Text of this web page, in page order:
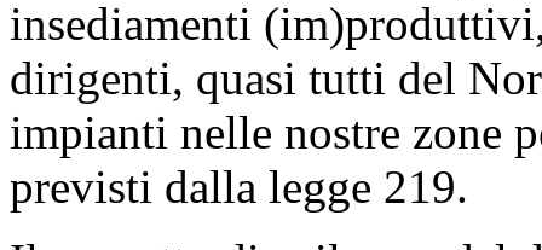
insediamenti
dirigenti, quasi tutti del
impianti nelle nostre zone
previsti dalla legge 219.